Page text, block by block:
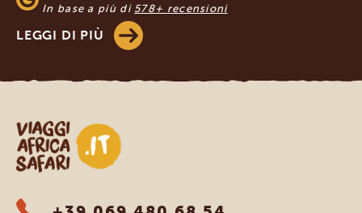
In base a più di 578+ recensioni
LEGGI DI PIÙ
Viaggi Africa Safari